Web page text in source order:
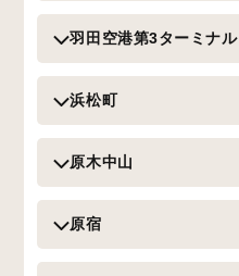
羽田空港第3ターミナル
浜松町
原木中山
原宿